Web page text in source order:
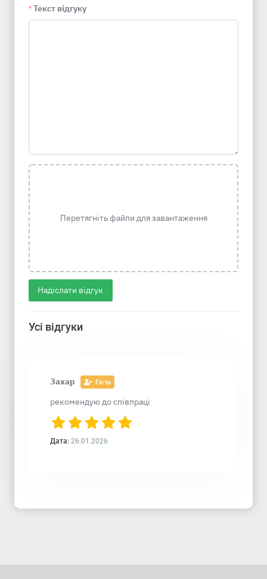
* Текст відгуку
Перетягніть файли для завантаження
Надіслати відгук
Усі відгуки
Захар Гість
рекомендую до співпраці
Дата: 26.01.2026